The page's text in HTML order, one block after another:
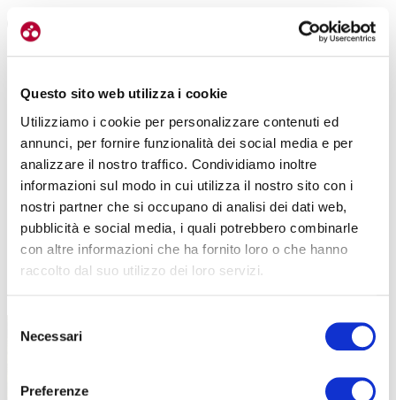
Questo sito web utilizza i cookie
Utilizziamo i cookie per personalizzare contenuti ed
annunci, per fornire funzionalità dei social media e per
analizzare il nostro traffico. Condividiamo inoltre
informazioni sul modo in cui utilizza il nostro sito con i
nostri partner che si occupano di analisi dei dati web,
pubblicità e social media, i quali potrebbero combinarle
con altre informazioni che ha fornito loro o che hanno
raccolto dal suo utilizzo dei loro servizi.
delNecessari
Preferenze
TUTTE LE CATEGORIE DEL MAGAZINE